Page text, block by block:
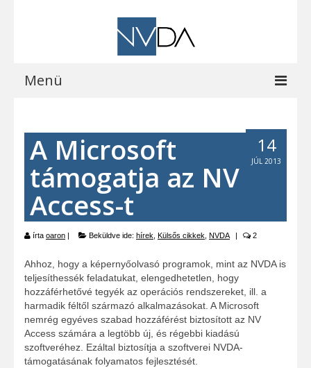
Menü
A programról
Letöltések
Vocalizer vásárlás
Blog
EOCast
Elérhetőségeink
14
JÚL 2013
A Microsoft
támogatja az NV
Access-t
írta oaron | Beküldve ide: hírek Külsős cikkek NVDA | 2
Ahhoz, hogy a képernyőolvasó programok, mint az NVDA is
teljesíthessék feladatukat, elengedhetetlen, hogy
hozzáférhetővé tegyék az operációs rendszereket, ill. a
harmadik féltől származó alkalmazásokat. A Microsoft
nemrég egyéves szabad hozzáférést biztosított az NV
Access számára a legtöbb új, és régebbi kiadású
szoftveréhez. Ezáltal biztosítja a szoftverei NVDA-
támogatásának folyamatos fejlesztését.